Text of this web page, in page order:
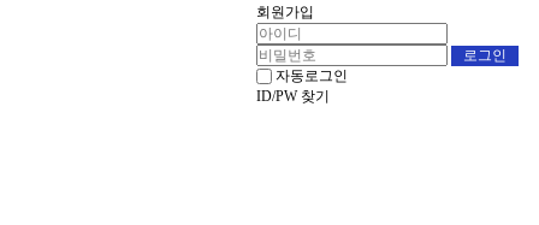
회원가입
자동로그인
ID/PW 찾기